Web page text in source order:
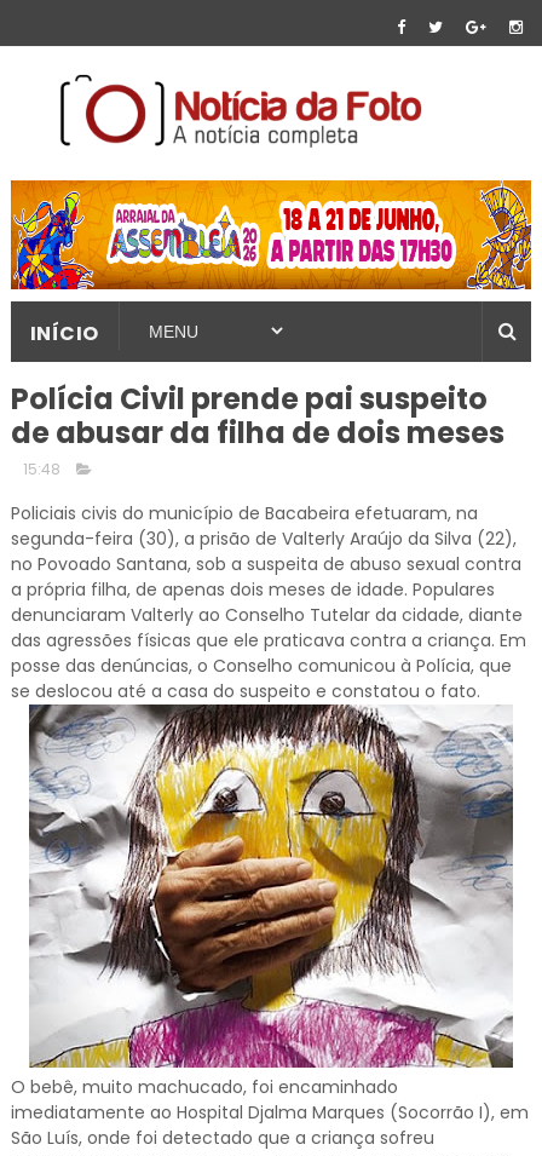
INÍCIO
Polícia Civil prende pai suspeito
de abusar da filha de dois meses
15:48
Policiais civis do município de Bacabeira efetuaram, na
segunda-feira (30), a prisão de Valterly Araújo da Silva (22),
no Povoado Santana, sob a suspeita de abuso sexual contra
a própria filha, de apenas dois meses de idade. Populares
denunciaram Valterly ao Conselho Tutelar da cidade, diante
das agressões físicas que ele praticava contra a criança. Em
posse das denúncias, o Conselho comunicou à Polícia, que
se deslocou até a casa do suspeito e constatou o fato.
O bebê, muito machucado, foi encaminhado
imediatamente ao Hospital Djalma Marques (Socorrão I), em
São Luís, onde foi detectado que a criança sofreu